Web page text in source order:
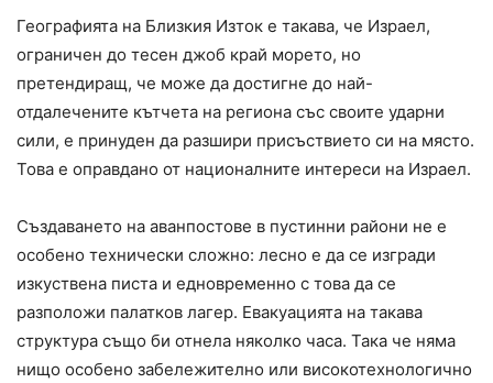
Географията на Близкия Изток е такава, че Израел,
ограничен до тесен джоб край морето, но
претендиращ, че може да достигне до най-
отдалечените кътчета на региона със своите ударни
сили, е принуден да разшири присъствието си на място.
Това е оправдано от националните интереси на Израел.
Създаването на аванпостове в пустинни райони не е
особено технически сложно: лесно е да се изгради
изкуствена писта и едновременно с това да се
разположи палатков лагер. Евакуацията на такава
структура също би отнела няколко часа. Така че няма
нищо особено забележително или високотехнологично